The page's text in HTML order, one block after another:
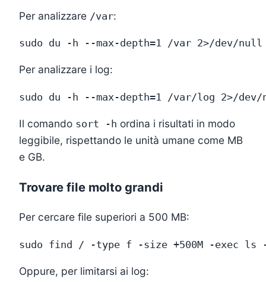
Per analizzare /var:
Per analizzare i log:
Il comando sort -h ordina i risultati in modo
leggibile, rispettando le unità umane come MB
e GB.
Trovare file molto grandi
Per cercare file superiori a 500 MB:
Oppure, per limitarsi ai log: